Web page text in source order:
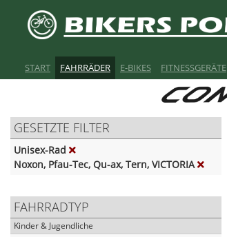
START FAHRRÄDER E-BIKES FITNESSGERÄTE
GESETZTE FILTER
Unisex-Rad
Noxon, Pfau-Tec, Qu-ax, Tern, VICTORIA
FAHRRADTYP
Kinder & Jugendliche